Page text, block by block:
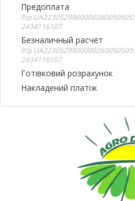
Предоплата
Р/р
2434116107
Безналичный расчёт
Р/р
2434116107
Готівковий розрахунок
Накладений платіж